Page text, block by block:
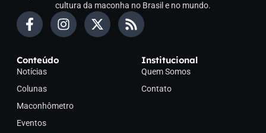
cultura da maconha no Brasil e no mundo.
Conteúdo
Notícias
Colunas
Maconhômetro
Eventos
Institucional
Quem Somos
Contato